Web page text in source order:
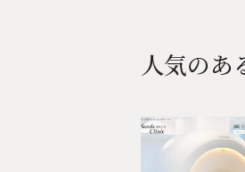
人気のあ